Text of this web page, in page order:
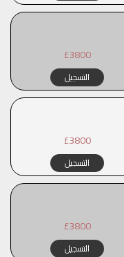
£3800
التسجيل
£3800
التسجيل
£3800
التسجيل